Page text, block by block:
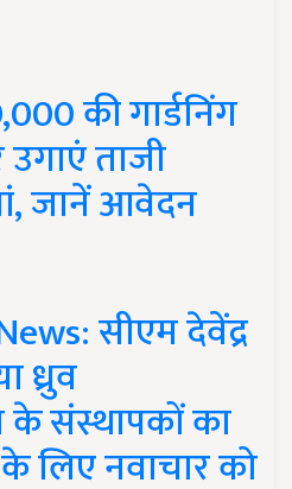
की गार्डनिंग
ताजी
जानें आवेदन
सीएम देवेंद्र
ध्रुव
के संस्थापकों का
लिए नवाचार को